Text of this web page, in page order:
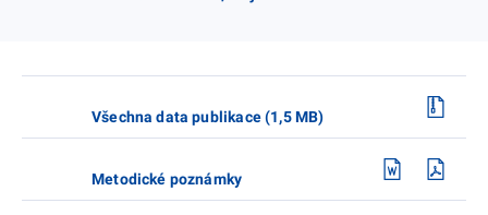
Všechna data publikace (1,5 MB)
Metodické poznámky